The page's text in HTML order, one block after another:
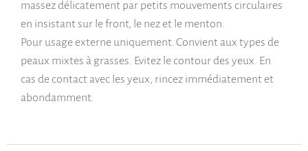
massez délicatement par petits mouvements circulaires
en insistant sur le front, le nez et le menton.
Pour usage externe uniquement. Convient aux types de
peaux mixtes à grasses. Evitez le contour des yeux. En
cas de contact avec les yeux, rincez immédiatement et
abondamment.